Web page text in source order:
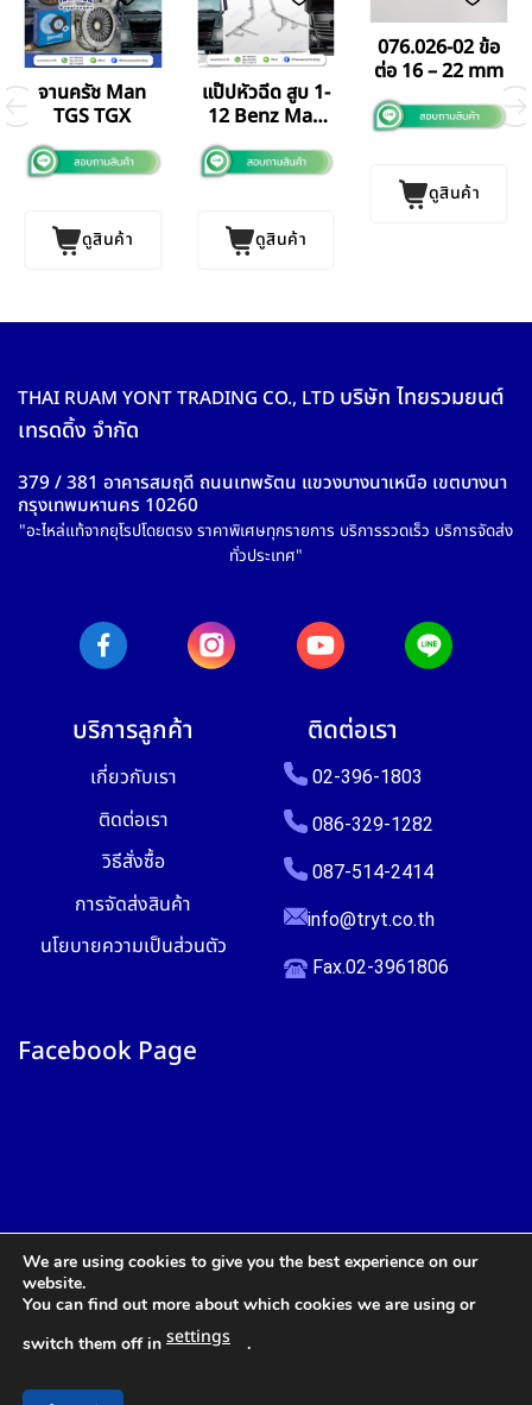
จานครัช Man
TGS TGX
ดูสินค้า
แป๊ปหัวฉีด สูบ 1-
12 Benz Man
ดูสินค้า
076.026-02 ข้อ
ต่อ 16 – 22 mm
ดูสินค้า
THAI RUAM YONT TRADING CO., LTD บริษัท ไทยรวมยนต์
เทรดดิ้ง จำกัด
379 / 381 อาคารสมฤดี ถนนเทพรัตน แขวงบางนาเหนือ เขตบางนา
กรุงเทพมหานคร 10260
"อะไหล่แท้จากยุโรปโดยตรง ราคาพิเศษทุกรายการ บริการรวดเร็ว บริการจัดส่ง
ทั่วประเทศ"
บริการลูกค้า
เกี่ยวกับเรา
ติดต่อเรา
วิธีสั่งซื้อ
การจัดส่งสินค้า
นโยบายความเป็นส่วนตัว
ติดต่อเรา
02-396-1803
086-329-1282
087-514-2414
info@tryt.co.th
Fax.02-3961806
Facebook Page
We are using cookies to give you the best experience on our
website.
You can find out more about which cookies we are using or
switch them off in settings .